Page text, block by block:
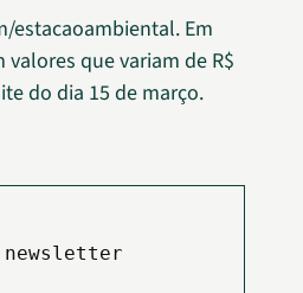
estacaoambiental. Em
que variam de R$
do dia 15 de março.